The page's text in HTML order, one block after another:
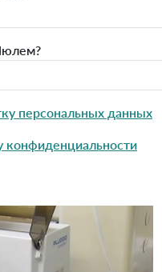
персональных данных
конфиденциальности